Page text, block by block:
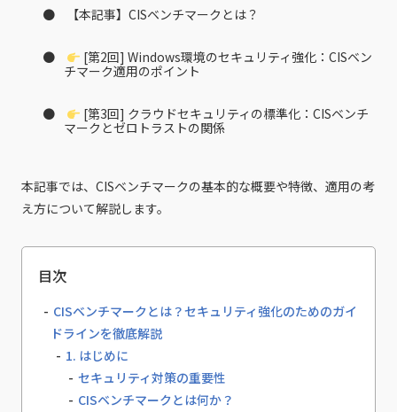
【本記事】CISベンチマークとは？
[第2回] Windows環境のセキュリティ強化：CISベン
チマーク適用のポイント
[第3回] クラウドセキュリティの標準化：CISベンチ
マークとゼロトラストの関係
本記事では、CISベンチマークの基本的な概要や特徴、適用の考
え方について解説します。
目次
CISベンチマークとは？セキュリティ強化のためのガイ
ドラインを徹底解説
1. はじめに
セキュリティ対策の重要性
CISベンチマークとは何か？